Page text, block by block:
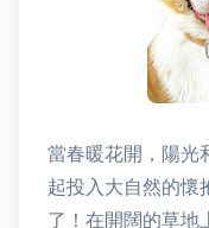
當春暖花開，陽光
起投入大自然的懷
了！在開闊的草地